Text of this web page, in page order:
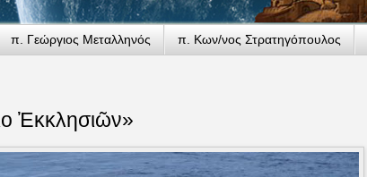
π. Γεώργιος Μεταλληνός π. Κων/νος Στρατηγόπουλος
Ἐκκλησιῶν»